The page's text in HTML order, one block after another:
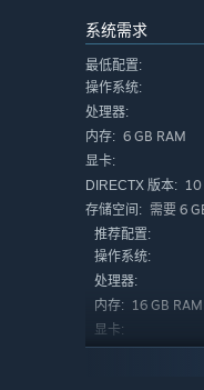
系统需求
最低配置:
操作系统:
处理器:
内存: 6 GB RAM
显卡:
DIRECTX 版本: 10
存储空间: 需要 6
推荐配置:
操作系统:
处理器:
内存: 16 GB RAM
显卡: